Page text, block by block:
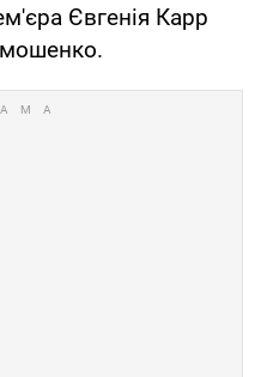
Євгенія Карр